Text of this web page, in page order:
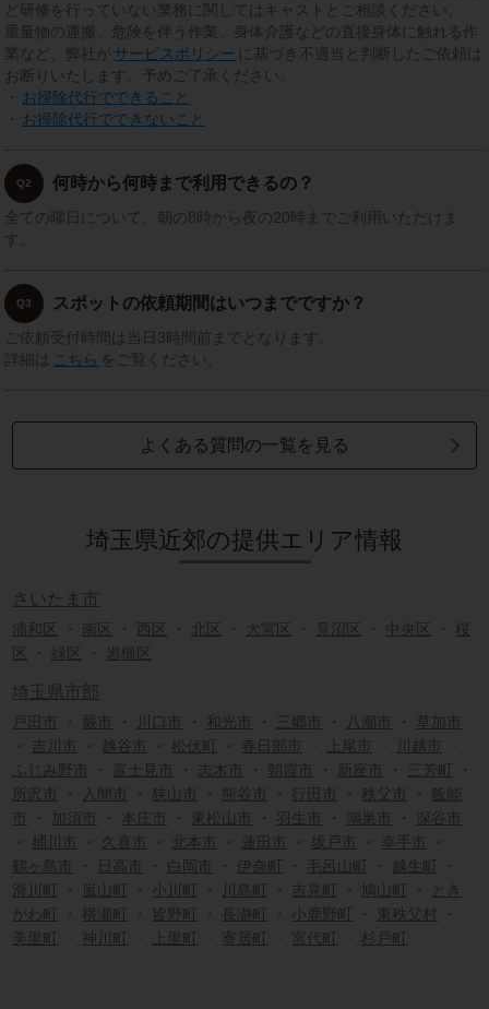
ど研修を行っていない業務に関してはキャストとご相談ください。
重量物の運搬、危険を伴う作業、身体介護などの直接身体に触れる作
業など、弊社が サービスポリシー に基づき不適当と判断したご依頼は
お断りいたします。予めご了承ください。
・
お掃除代行でできること
・
お掃除代行でできないこと
Q2 何時から何時まで利用できるの？
全ての曜日について、朝の8時から夜の20時までご利用いただけま
す。
Q3 スポットの依頼期間はいつまでですか？
ご依頼受付時間は当日3時間前までとなります。
詳細は こちら をご覧ください。
よくある質問の一覧を見る
埼玉県近郊の提供エリア情報
さいたま市
浦和区 ・ 南区 ・ 西区 ・ 北区 ・ 大宮区 ・ 見沼区 ・ 中央区 ・ 桜
区
・ 緑区 ・ 岩槻区
埼玉県市部
戸田市 ・ 蕨市 ・ 川口市 ・ 和光市 ・ 三郷市 ・ 八潮市 ・
草加市
・ 吉川市 ・ 越谷市 ・ 松伏町 ・ 春日部市 ・ 上尾市 ・ 川越市
・
ふじみ野市
・ 富士見市 ・ 志木市 ・ 朝霞市 ・ 新座市 ・ 三芳町 ・
所沢市
・ 入間市 ・ 狭山市 ・ 熊谷市 ・ 行田市 ・ 秩父市 ・ 飯能
・ 加須市 ・ 本庄市 ・ 東松山市 ・ 羽生市 ・ 鴻巣市 ・ 深谷市
・ 桶川市 ・ 久喜市 ・ 北本市 ・ 蓮田市 ・ 坂戸市 ・ 幸手市
・
鶴ヶ島市
・ 日高市 ・ 白岡市 ・ 伊奈町 ・ 毛呂山町 ・ 越生町 ・
滑川町 ・ 嵐山町 ・ 小川町 ・ 川島町 ・ 吉見町 ・ 鳩山町 ・
とき
がわ町 ・ 横瀬町 ・ 皆野町 ・ 長瀞町 ・ 小鹿野町 ・ 東秩父村
・
美里町 ・ 神川町 ・ 上里町 ・ 寄居町 ・ 宮代町 ・杉戸町